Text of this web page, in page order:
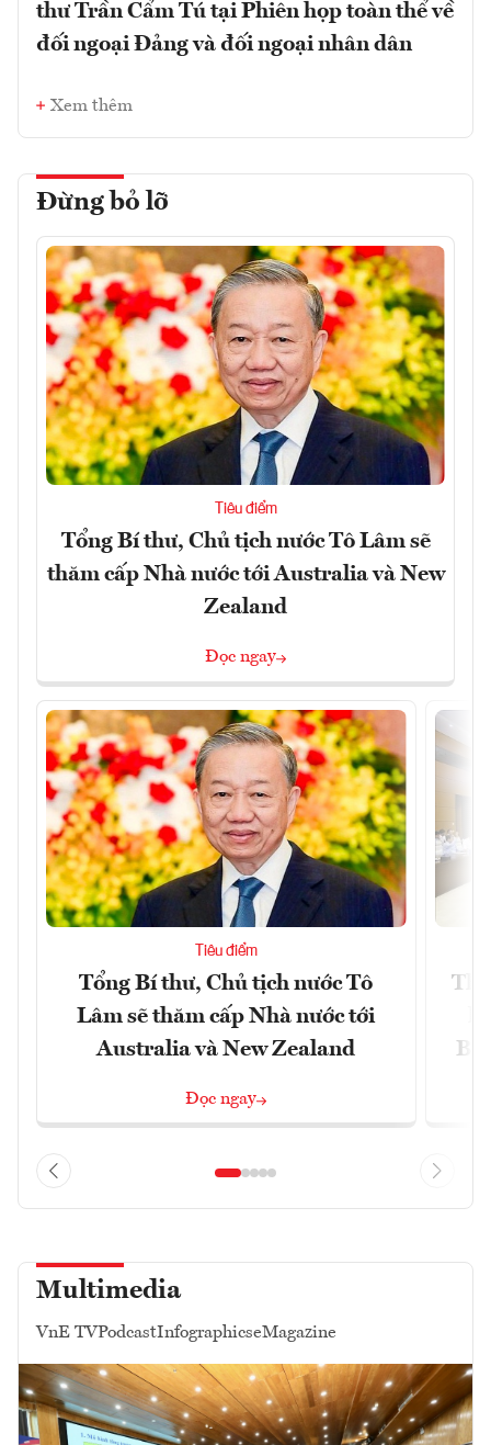
thư Trần Cẩm Tú tại Phiên họp toàn thể về
đối ngoại Đảng và đối ngoại nhân dân
Xem thêm
Đừng bỏ lỡ
Tiêu điểm
Tổng Bí thư, Chủ tịch nước Tô Lâm sẽ
thăm cấp Nhà nước tới Australia và New
Zealand
Đọc ngay
Tiêu điểm
Tổng Bí thư, Chủ tịch nước Tô
Lâm sẽ thăm cấp Nhà nước tới
Australia và New Zealand
Đọc ngay
Multimedia
VnE TVPodcastInfographicseMagazine